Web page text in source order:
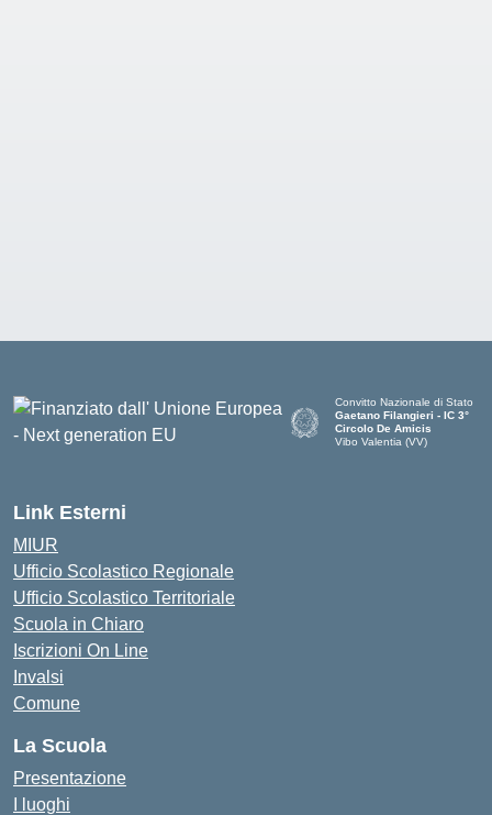
Convitto Nazionale di Stato
Gaetano Filangieri - IC 3°
Circolo De Amicis
Vibo Valentia (VV)
Link Esterni
MIUR
Ufficio Scolastico Regionale
Ufficio Scolastico Territoriale
Scuola in Chiaro
Iscrizioni On Line
Invalsi
Comune
La Scuola
Presentazione
I luoghi